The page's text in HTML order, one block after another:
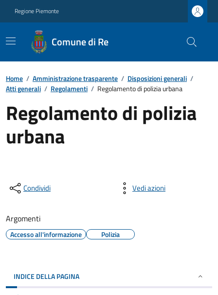
Regione Piemonte
Comune di Re
Home / Amministrazione trasparente / Disposizioni generali /
Atti generali / Regolamenti / Regolamento di polizia urbana
Regolamento di polizia
urbana
Condividi Vedi azioni
Argomenti
Accesso all'informazione Polizia
INDICE DELLA PAGINA